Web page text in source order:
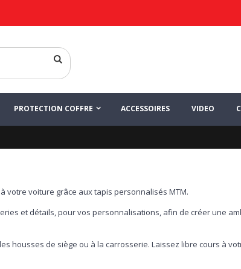
PROTECTION COFFRE ACCESSOIRES VIDEO
votre voiture grâce aux tapis personnalisés MTM.
et détails, pour vos personnalisations, afin de créer une
housses de siège ou à la carrosserie. Laissez libre cours à